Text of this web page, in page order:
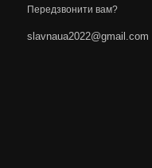
Передзвонити вам?
slavnaua2022@gmail.com